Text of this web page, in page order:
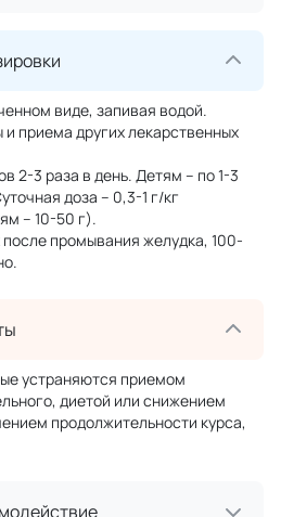
виде, запивая водой.
и приема других лекарственных
2-3 раза в день. Детям – по 1-3
доза – 0,3-1 г/кг
– 10-50 г).
промывания желудка, 100-
устраняются приемом
диетой или снижением
продолжительности курса,